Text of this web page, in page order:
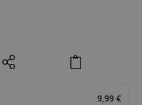
9,99 €